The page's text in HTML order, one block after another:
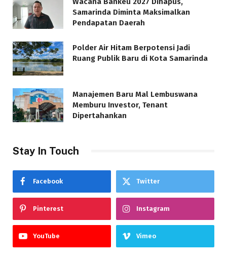
Samarinda Diminta Maksimalkan
Pendapatan Daerah
Polder Air Hitam Berpotensi Jadi
Ruang Publik Baru di Kota Samarinda
Manajemen Baru Mal Lembuswana
Memburu Investor, Tenant
Dipertahankan
Stay In Touch
Facebook Twitter
Pinterest Instagram
YouTube Vimeo